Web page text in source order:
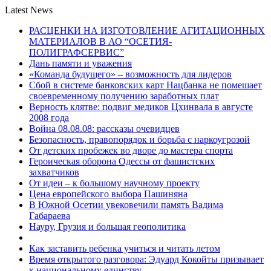
Latest News
РАСЦЕНКИ НА ИЗГОТОВЛЕНИЕ АГИТАЦИОННЫХ
МАТЕРИАЛОВ В АО “ОСЕТИЯ-
ПОЛИГРАФСЕРВИС”
Дань памяти и уважения
«Команда будущего» – возможность для лидеров
Сбой в системе банковских карт Нацбанка не помешает
своевременному получению заработных плат
Верность клятве: подвиг медиков Цхинвала в августе
2008 года
Война 08.08.08: рассказы очевидцев
Безопасность, правопорядок и борьба с наркоугрозой
От детских пробежек во дворе до мастера спорта
Героическая оборона Одессы от фашистских
захватчиков
От идеи – к большому научному проекту
Цена европейского выбора Пашиняна
В Южной Осетии увековечили память Вадима
Габараева
Науру, Грузия и большая геополитика
Как заставить ребенка учиться и читать летом
Время открытого разговора: Эдуард Кокойты призывает